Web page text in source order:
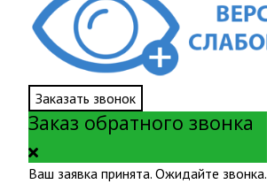
Заказать звонок
Заказ обратного звонка
Ваш заявка принята. Ожидайте звонка.